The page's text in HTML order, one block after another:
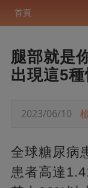
首頁
腿部就是
出現這5
2023/06/10
全球糖尿病
患者高達